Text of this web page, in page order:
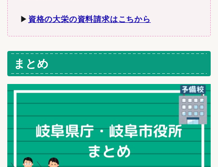
▶︎ 資格の大栄の資料請求はこちから
まとめ